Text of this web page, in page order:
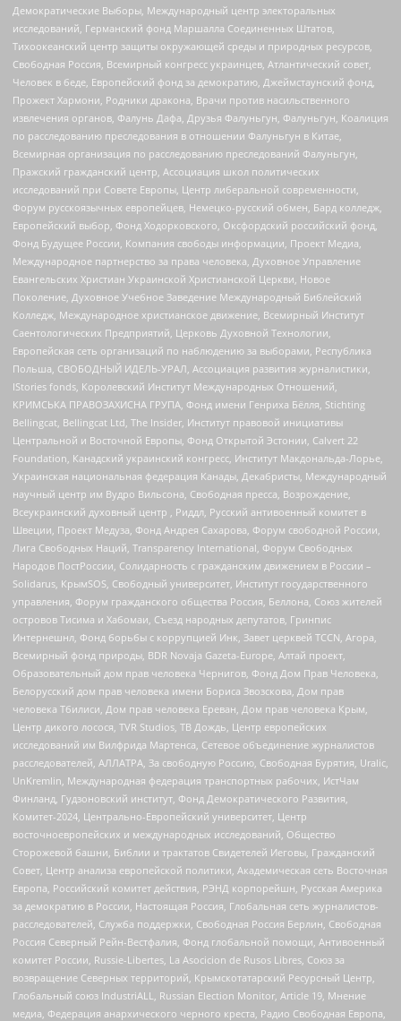
Демократические Выборы, Международный центр электоральных
исследований, Германский фонд Маршалла Соединенных Штатов,
Тихоокеанский центр защиты окружающей среды и природных ресурсов,
Свободная Россия, Всемирный конгресс украинцев, Атлантический совет,
Человек в беде, Европейский фонд за демократию, Джеймстаунский фонд,
Прожект Хармони, Родники дракона, Врачи против насильственного
извлечения органов, Фалунь Дафа, Друзья Фалуньгун, Фалуньгун, Коалиция
по расследованию преследования в отношении Фалуньгун в Китае,
Всемирная организация по расследованию преследований Фалуньгун,
Пражский гражданский центр, Ассоциация школ политических
исследований при Совете Европы, Центр либеральной современности,
Форум русскоязычных европейцев, Немецко-русский обмен, Бард колледж,
Европейский выбор, Фонд Ходорковского, Оксфордский российский фонд,
Фонд Будущее России, Компания свободы информации, Проект Медиа,
Международное партнерство за права человека, Духовное Управление
Евангельских Христиан Украинской Христианской Церкви, Новое
Поколение, Духовное Учебное Заведение Международный Библейский
Колледж, Международное христианское движение, Всемирный Институт
Саентологических Предприятий, Церковь Духовной Технологии,
Европейская сеть организаций по наблюдению за выборами, Республика
Польша, СВОБОДНЫЙ ИДЕЛЬ-УРАЛ, Ассоциация развития журналистики,
IStories fonds, Королевский Институт Международных Отношений,
КРИМСЬКА ПРАВОЗАХИСНА ГРУПА, Фонд имени Генриха Бёлля, Stichting
Bellingcat, Bellingcat Ltd, The Insider, Институт правовой инициативы
Центральной и Восточной Европы, Фонд Открытой Эстонии, Calvert 22
Foundation, Канадский украинский конгресс, Институт Макдональда-Лорье,
Украинская национальная федерация Канады, Декабристы, Международный
научный центр им Вудро Вильсона, Свободная пресса, Возрождение,
Всеукраинский духовный центр , Риддл, Русский антивоенный комитет в
Швеции, Проект Медуза, Фонд Андрея Сахарова, Форум свободной России,
Лига Свободных Наций, Transparеncy International, Форум Свободных
Народов ПостРоссии, Солидарность с гражданским движением в России –
Solidarus, КрымSOS, Свободный университет, Институт государственного
управления, Форум гражданского общества Россия, Беллона, Союз жителей
островов Тисима и Хабомаи, Съезд народных депутатов, Гринпис
Интернешнл, Фонд борьбы с коррупцией Инк, Завет церквей TCCN, Агора,
Всемирный фонд природы, BDR Novaja Gazeta-Europe, Алтай проект,
Образовательный дом прав человека Чернигов, Фонд Дом Прав Человека,
Белорусский дом прав человека имени Бориса Звозскова, Дом прав
человека Тбилиси, Дом прав человека Ереван, Дом прав человека Крым,
Центр дикого лосося, TVR Studios, ТВ Дождь, Центр европейских
исследований им Вилфрида Мартенса, Сетевое объединение журналистов
расследователей, АЛЛАТРА, За свободную Россию, Свободная Бурятия, Uralic,
UnKremlin, Международная федерация транспортных рабочих, ИстЧам
Финланд, Гудзоновский институт, Фонд Демократического Развития,
Комитет-2024, Центрально-Европейский университет, Центр
восточноевропейских и международных исследований, Общество
Сторожевой башни, Библии и трактатов Свидетелей Иеговы, Гражданский
Совет, Центр анализа европейской политики, Академическая сеть Восточная
Европа, Российский комитет действия, РЭНД корпорейшн, Русская Америка
за демократию в России, Настоящая Россия, Глобальная сеть журналистов-
расследователей, Служба поддержки, Свободная Россия Берлин, Свободная
Россия Северный Рейн-Вестфалия, Фонд глобальной помощи, Антивоенный
комитет России, Russie-Libertes, La Asocicion de Rusos Libres, Союз за
возвращение Северных территорий, Крымскотатарский Ресурсный Центр,
Глобальный союз IndustriALL, Russian Election Monitor, Article 19, Мнение
медиа, Федерация анархического черного креста, Радио Свободная Европа,